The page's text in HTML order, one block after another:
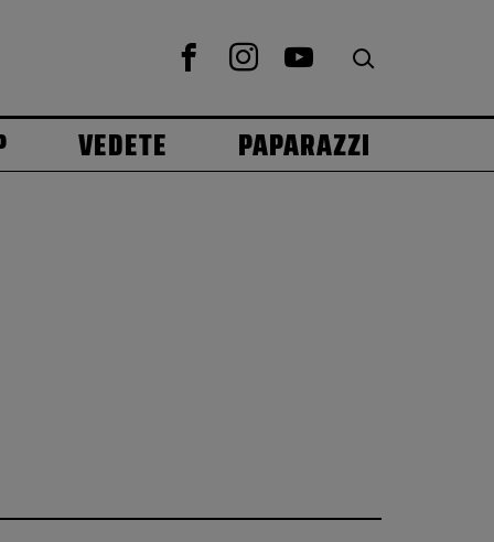
VEDETE PAPARAZZI